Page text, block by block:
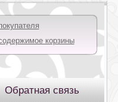
корзины
Обратная связь